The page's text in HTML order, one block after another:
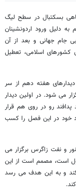
بسکتبال در سطح لیگ
به دلیل ورود اردونشینان
جام جهانی و بعد از آن
اسلامی، تعطیل
دیدارهای هفته دهم از سر
دیدارها روز پنجشنبه (۱۳ آذر) برگزار می شود. در اولین دیدار
رو در روی هم قرار
خود در این فصل را کسب
و نفت زاگرس برگزار می
است، مصمم است از این
کند و به این هدف می رسد